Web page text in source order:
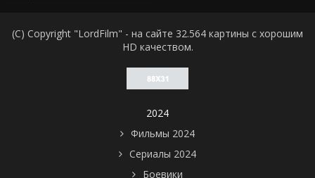
(C) Copyright "LordFilm" - на сайте 32.564 картины с хорошим
HD качеством.
2024
Фильмы 2024
Сериалы 2024
Боевики